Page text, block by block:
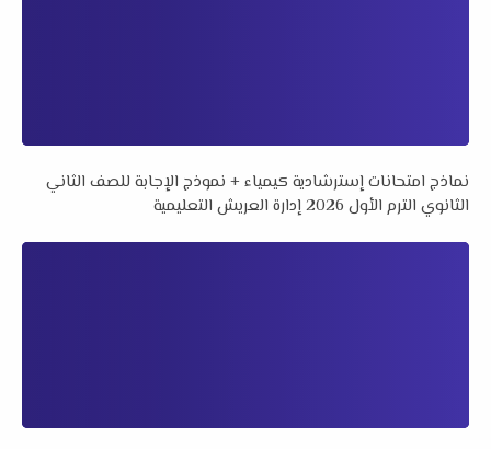
نماذج امتحانات إسترشادية كيمياء + نموذج الإجابة للصف الثاني
الثانوي الترم الأول 2026 إدارة العريش التعليمية